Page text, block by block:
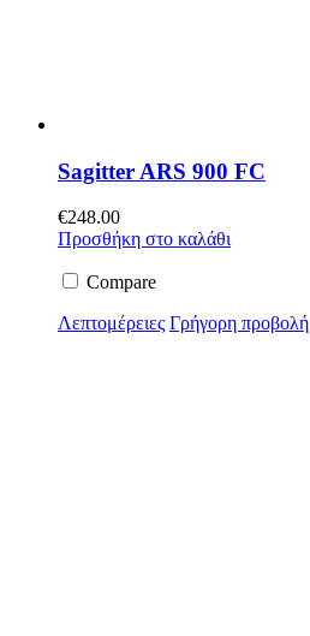
Sagitter ARS 900 FC
€248.00
Προσθήκη στο καλάθι
Compare
Λεπτομέρειες Γρήγορη προβολή